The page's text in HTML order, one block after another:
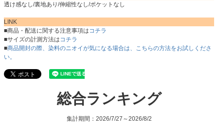
透け感なし/裏地あり/伸縮性なし/ポケットなし
LINK
■商品・配送に関する注意事項は コチラ
■サイズの計測方法は コチラ
■商品開封の際、染料のニオイが気になる場合は、こちらの方法をお試しくださ
い。
総合ランキング
集計期間：2026/7/27～2026/8/2